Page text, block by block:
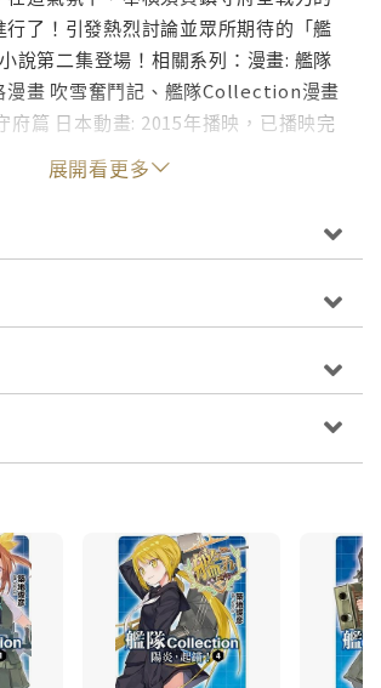
行了！引發熱烈討論並眾所期待的「艦
說第二集登場！相關系列：漫畫: 艦隊
畫 吹雪奮鬥記、艦隊Collection漫畫
府篇 日本動畫: 2015年播映，已播映完
戲、PSV版遊戲 台灣動畫: 上映時間：
鶴翼之絆
展開看更多